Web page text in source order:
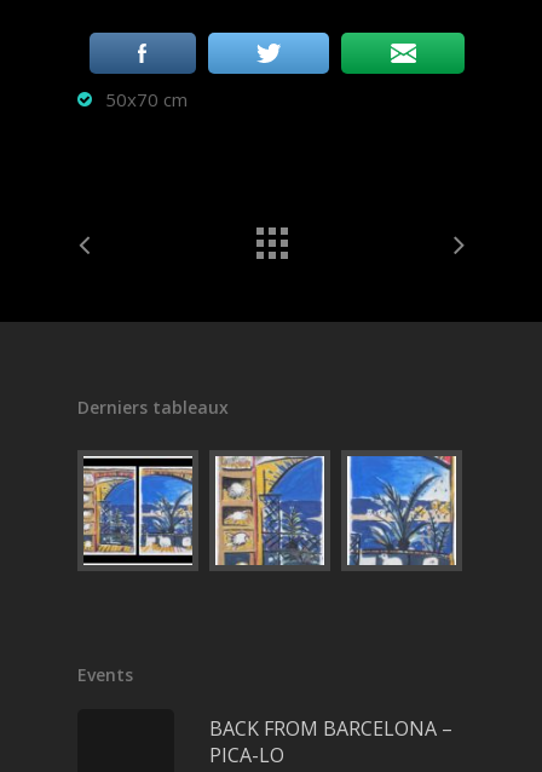
50x70 cm
Derniers tableaux
Events
BACK FROM BARCELONA –
PICA-LO